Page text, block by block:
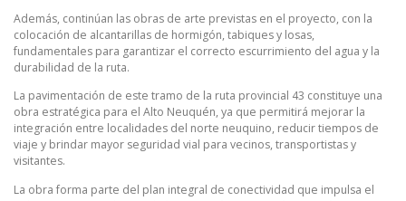
Además, continúan las obras de arte previstas en el proyecto, con la
colocación de alcantarillas de hormigón, tabiques y losas,
fundamentales para garantizar el correcto escurrimiento del agua y la
durabilidad de la ruta.
La pavimentación de este tramo de la ruta provincial 43 constituye una
obra estratégica para el Alto Neuquén, ya que permitirá mejorar la
integración entre localidades del norte neuquino, reducir tiempos de
viaje y brindar mayor seguridad vial para vecinos, transportistas y
visitantes.
La obra forma parte del plan integral de conectividad que impulsa el